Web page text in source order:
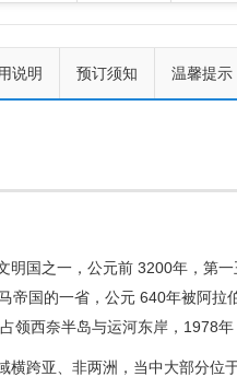
说明 预订须知 温馨提示
明国之一，公元前 3200年，第
帝国的一省，公元 640年被阿
领西奈半岛与运河东岸，1978
横跨亚、非两洲，当中大部分